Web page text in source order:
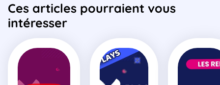
Ces articles pourraient vous
intéresser